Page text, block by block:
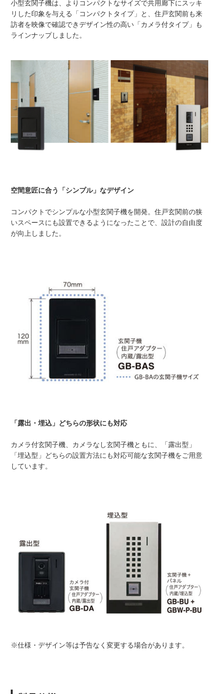
小型玄関子機は、よりコンパクトなサイズで共用廊下にスッキ
リした印象を与える「コンパクトタイプ」と、住戸玄関前も来
訪者を映像で確認できデザイン性の高い「カメラ付タイプ」も
ラインナップしました。
空間意匠に合う「シンプル」なデザイン
コンパクトでシンプルな小型玄関子機を開発。住戸玄関前の狭
いスペースにも設置できるようになったことで、設計の自由度
が向上しました。
「露出・埋込」どちらの形状にも対応
カメラ付玄関子機、カメラなし玄関子機ともに、「露出型」
「埋込型」どちらの設置方法にも対応可能な玄関子機をご用意
しています。
※仕様・デザイン等は予告なく変更する場合があります。